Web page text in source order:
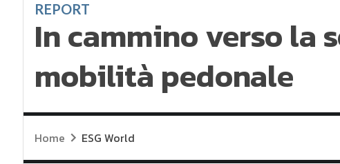
REPORT
In cammino verso la
mobilità pedonale
Home ESG World